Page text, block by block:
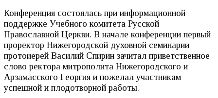
Конференция состоялась при информационной
поддержке Учебного комитета Русской
Православной Церкви. В начале конференции первый
проректор Нижегородской духовной семинарии
протоиерей Василий Спирин зачитал приветственное
слово ректора митрополита Нижегородского и
Арзамасского Георгия и пожелал участникам
успешной и плодотворной работы.